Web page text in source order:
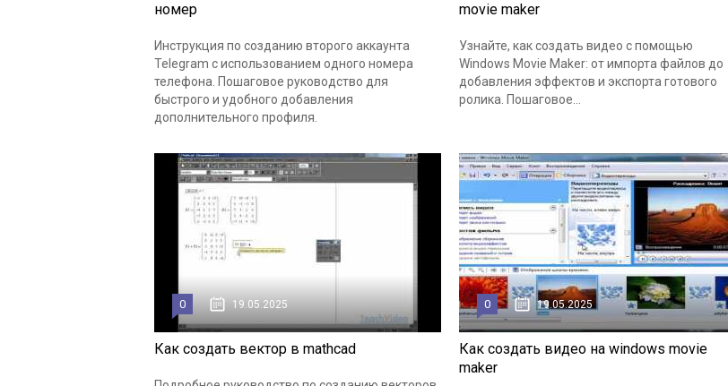
номер
Инструкция по созданию второго аккаунта
Telegram с использованием одного номера
телефона. Пошаговое руководство для
быстрого и удобного добавления
дополнительного профиля.
movie maker
Узнайте, как создать видео с помощью
Windows Movie Maker: от импорта файлов до
добавления эффектов и экспорта готового
ролика. Пошаговое...
0 19.05.2025
Как создать вектор в mathcad
0 19.05.2025
Как создать видео на windows movie
maker